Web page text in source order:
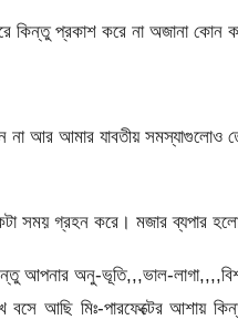
কিন্তু প্রকাশ করে না অজানা কোন
না আর আমার যাবতীয় সমস্যাগুলোও
সময় গ্রহন করে। মজার ব্যপার হলো
আপনার অনু-ভূতি,,,ভাল-
বসে আছি মিঃ-পারফেক্টের আশায়